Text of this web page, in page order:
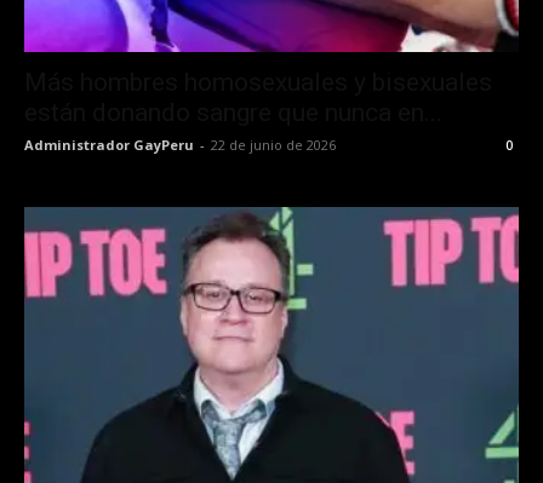
Administrador GayPeru - 22 de junio de 2026 0